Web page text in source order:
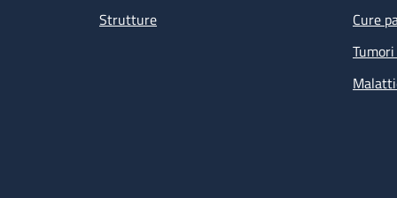
Strutture
Cure